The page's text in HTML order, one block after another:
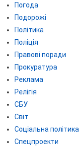
Погода
Подорожі
Політика
Поліція
Правові поради
Прокуратура
Реклама
Релігія
СБУ
Світ
Соціальна політика
Спецпроекти